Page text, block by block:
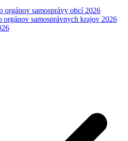
orgánov samosprávy obcí 2026
samosprávnych krajov 2026